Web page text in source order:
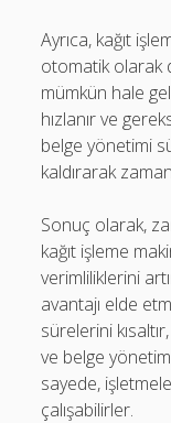
Ayrıca, kağıt
otomatik olarak
mümkün hale
hızlanır ve
belge yönetimi
kaldırarak
Sonuç olarak,
kağıt işleme
verimliliklerini
avantajı elde
sürelerini
ve belge
sayede,
çalışabilirler.